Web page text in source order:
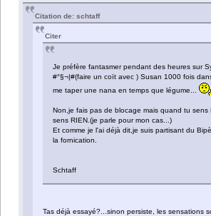
Citation de: schtaff
Citer
Je préfère fantasmer pendant des heures sur
#°§¬|#(faire un coït avec ) Susan 1000 fois
me taper une nana en temps que légume...
Non,je fais pas de blocage mais quand tu sens
sens RIEN.(je parle pour mon cas...)
Et comme je l'ai déjà dit,je suis partisant du
la fornication.
Schtaff
Tas déjà essayé?...sinon persiste, les sensations